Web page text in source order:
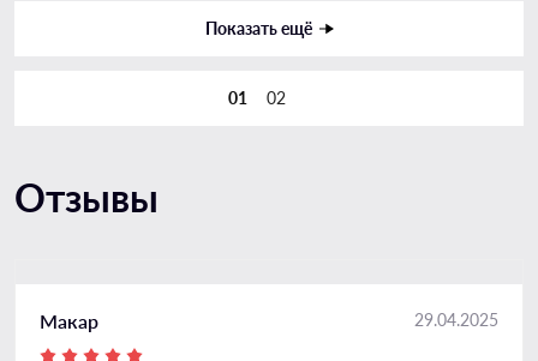
01 02
Показать ещё
Отзывы
Макар 29.04.2025